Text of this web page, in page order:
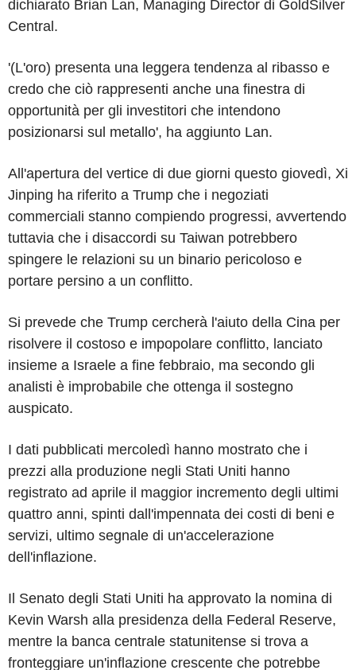
dichiarato Brian Lan, Managing Director di GoldSilver
Central.
'(L'oro) presenta una leggera tendenza al ribasso e
credo che ciò rappresenti anche una finestra di
opportunità per gli investitori che intendono
posizionarsi sul metallo', ha aggiunto Lan.
All'apertura del vertice di due giorni questo giovedì, Xi
Jinping ha riferito a Trump che i negoziati
commerciali stanno compiendo progressi, avvertendo
tuttavia che i disaccordi su Taiwan potrebbero
spingere le relazioni su un binario pericoloso e
portare persino a un conflitto.
Si prevede che Trump cercherà l'aiuto della Cina per
risolvere il costoso e impopolare conflitto, lanciato
insieme a Israele a fine febbraio, ma secondo gli
analisti è improbabile che ottenga il sostegno
auspicato.
I dati pubblicati mercoledì hanno mostrato che i
prezzi alla produzione negli Stati Uniti hanno
registrato ad aprile il maggior incremento degli ultimi
quattro anni, spinti dall'impennata dei costi di beni e
servizi, ultimo segnale di un'accelerazione
dell'inflazione.
Il Senato degli Stati Uniti ha approvato la nomina di
Kevin Warsh alla presidenza della Federal Reserve,
mentre la banca centrale statunitense si trova a
fronteggiare un'inflazione crescente che potrebbe